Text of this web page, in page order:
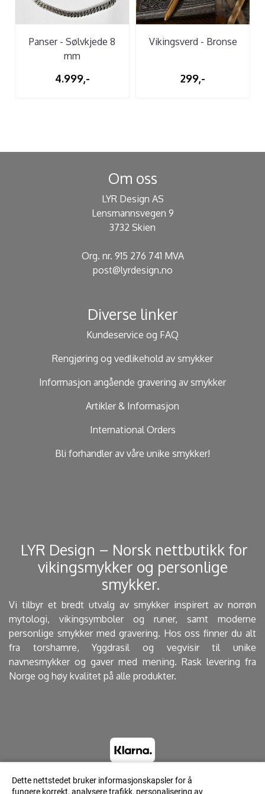
Panser - Sølvkjede 8
mm
4.999,-
Vikingsverd - Bronse
299,-
Dette nettstedet bruker informasjonskapsler for å
fungere korrekt, analysere trafikk, personalisering av
Om oss
LYR Design AS
Lensmannsvegen 9
3732 Skien
Org. nr. 915 276 741 MVA
post@lyrdesign.no
Diverse linker
Kundeservice og FAQ
Rengjøring og vedlikehold av smykker
Informasjon angående gravering av smykker
Artikler & Informasjon
International Orders
Bli forhandler av våre unike smykker!
​ LYR Design – Norsk nettbutikk for
vikingsmykker og personlige
smykker. ​
Vi tilbyr et bredt utvalg av smykker inspirert av norrøn
mytologi, vikingsymboler og runer, samt moderne
personlige smykker med gravering. Hos oss finner du alt
fra torshamre, Yggdrasil og vegvisir til unike
navnesmykker og gaver med mening. Rask levering fra
Norge og høy kvalitet på alle produkter.